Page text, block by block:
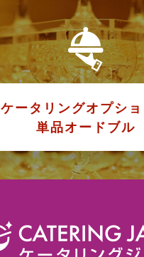
ケータリングオプショ
単品オードブル